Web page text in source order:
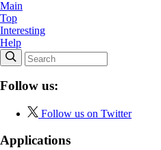
Main
Top
Interesting
Help
Follow us:
Follow us on Twitter
Applications